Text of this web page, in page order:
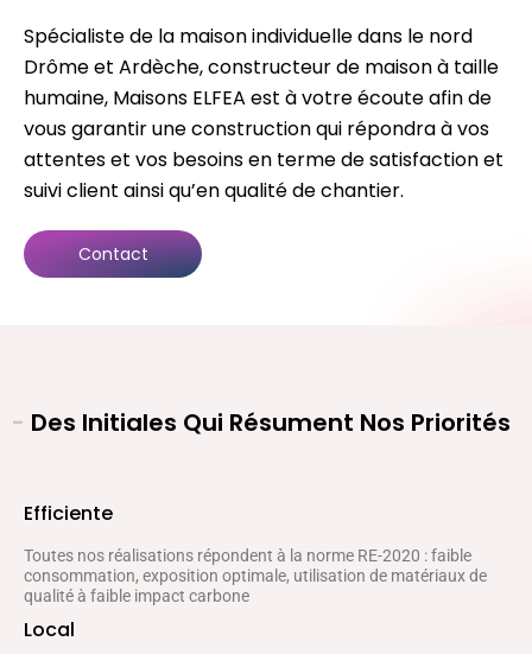
Spécialiste de la maison individuelle dans le nord
Drôme et Ardèche, constructeur de maison à taille
humaine, Maisons ELFEA est à votre écoute afin de
vous garantir une construction qui répondra à vos
attentes et vos besoins en terme de satisfaction et
suivi client ainsi qu’en qualité de chantier.
Contact
- Des Initiales Qui Résument Nos Priorités
Efficiente
Toutes nos réalisations répondent à la norme RE-2020 : faible
consommation, exposition optimale, utilisation de matériaux de
qualité à faible impact carbone
Local